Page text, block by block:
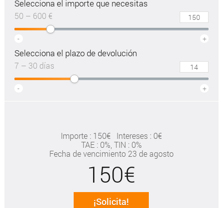
Selecciona el importe que necesitas
50 – 600 €
- +
Selecciona el plazo de devolución
7 – 30 días
- +
Importe : 150€
Intereses : 0€
TAE: 0% , TIN : 0%
Fecha de vencimiento 23 de agosto
150€
¡Solicita!